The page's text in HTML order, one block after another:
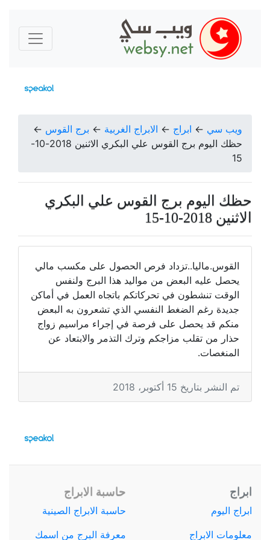
ويب سي ← ابراج ← الابراج الغربية ← برج القوس ←
حظك اليوم برج القوس علي البكري الاثنين 2018-10-
15
حظك اليوم برج القوس علي البكري
الاثنين 2018-10-15
القوس.ماليا..تزداد فرص الحصول على مكسب مالي
يحصل عليه البعض من مواليد هذا البرج ولنفس
الوقت تنشطون في تحركاتكم باتجاه العمل في أماكن
جديدة رغم الضغط النفسي الذي تشعرون به البعض
منكم قد يحصل على فرصة في إجراء مراسيم زواج
حذار من تقلب مزاجكم وترك التذمر والابتعاد عن
المنغصات.
تم النشر بتاريخ 15 أكتوبر، 2018
ابراج
ابراج اليوم
معلومات الابراج
حاسبة الابراج
حاسبة الابراج الصينية
معرفة البرج من اسمك